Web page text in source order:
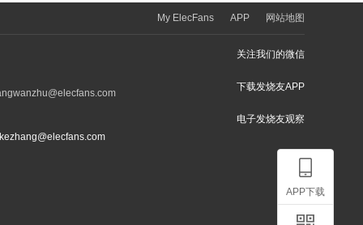
My ElecFans APP 网站地图
关注我们的微信
下载发烧友APP
电子发烧友观察
APP下载